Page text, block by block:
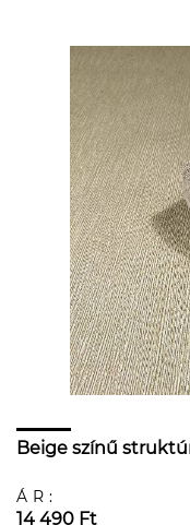
Beige színű
ÁR:
14 490 Ft